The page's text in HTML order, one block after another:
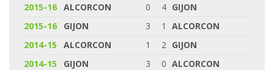
2015-16 ALCORCON 0 4 GIJON
2015-16
GIJON 3 1
ALCORCON
2014-15
ALCORCON 1 2 GIJON
2014-15
GIJON 3 0 ALCORCON